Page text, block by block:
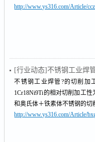
http://www.ys316.com/Article/
[行业动态]不锈钢工业焊
不锈钢工业焊管?的切削加
1Cr18Ni9Ti的相对切削加工
和奥氏体＋铁素体不锈钢的
http://www.ys316.com/Article/